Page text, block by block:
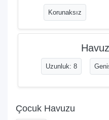
Korunaksız
Uzunluk: 8
Çocuk Havuzu